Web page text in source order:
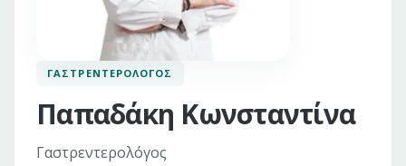
ΓΑΣΤΡΕΝΤΕΡΟΛΌΓΟΣ
Παπαδάκη Κωνσταντίνα
Γαστρεντερολόγος